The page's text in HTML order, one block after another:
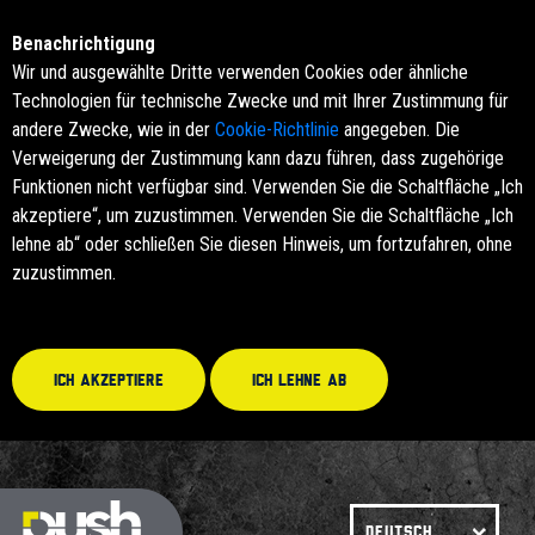
Benachrichtigung
Wir und ausgewählte Dritte verwenden Cookies oder ähnliche
Technologien für technische Zwecke und mit Ihrer Zustimmung für
andere Zwecke, wie in der Cookie-Richtlinie angegeben. Die
Verweigerung der Zustimmung kann dazu führen, dass zugehörige
Funktionen nicht verfügbar sind. Verwenden Sie die Schaltfläche „Ich
akzeptiere“, um zuzustimmen. Verwenden Sie die Schaltfläche „Ich
lehne ab“ oder schließen Sie diesen Hinweis, um fortzufahren, ohne
zuzustimmen.
Ich akzeptiere Ich lehne ab